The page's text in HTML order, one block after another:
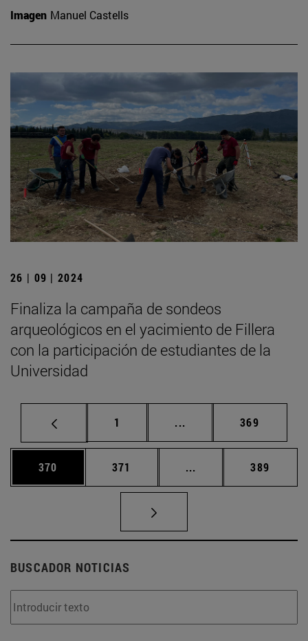
Imagen Manuel Castells
26 | 09 | 2024
Finaliza la campaña de sondeos
arqueológicos en el yacimiento de Fillera
con la participación de estudiantes de la
Universidad
Página
1 ... Páginas intermedias
Página
369
Página
370 Página
371 ... Páginas intermedias
Página
389
BUSCADOR NOTICIAS